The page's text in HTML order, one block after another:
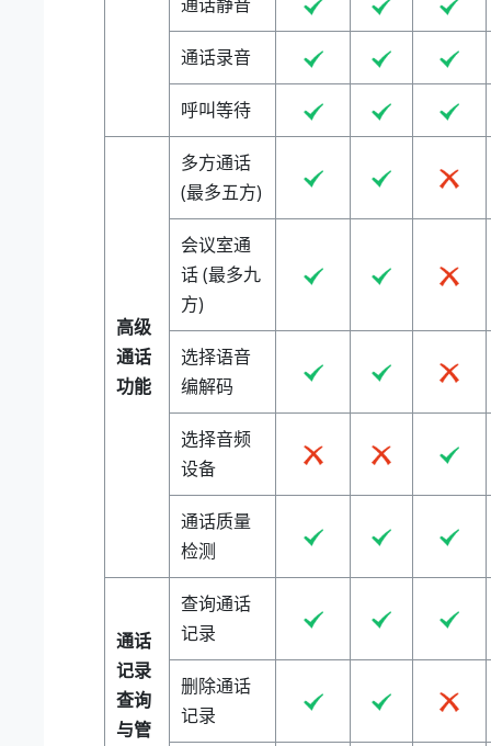
通话录音
呼叫等待
高级
通话
功能
多方通话
(最多五方)
会议室通
话 (最多九
方)
选择语音
编解码
选择音频
设备
通话质量
检测
通话
记录
查询
与管
查询通话
记录
删除通话
记录